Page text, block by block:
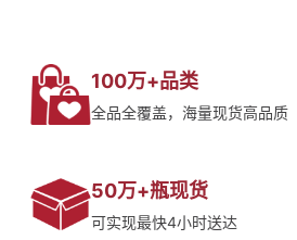
100万+品类
全品全覆盖，海量现货高品质
50万+瓶现货
可实现最快4小时送达